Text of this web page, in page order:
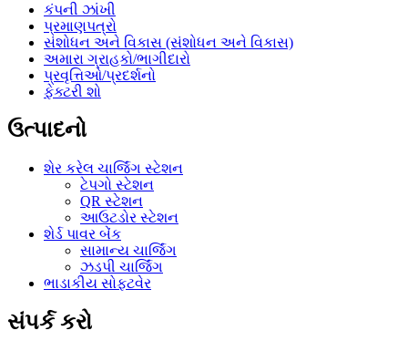
કંપની ઝાંખી
પ્રમાણપત્રો
સંશોધન અને વિકાસ (સંશોધન અને વિકાસ)
અમારા ગ્રાહકો/ભાગીદારો
પ્રવૃત્તિઓ/પ્રદર્શનો
ફેક્ટરી શો
ઉત્પાદનો
શેર કરેલ ચાર્જિંગ સ્ટેશન
ટેપગો સ્ટેશન
QR સ્ટેશન
આઉટડોર સ્ટેશન
શેર્ડ પાવર બેંક
સામાન્ય ચાર્જિંગ
ઝડપી ચાર્જિંગ
ભાડાકીય સોફ્ટવેર
સંપર્ક કરો